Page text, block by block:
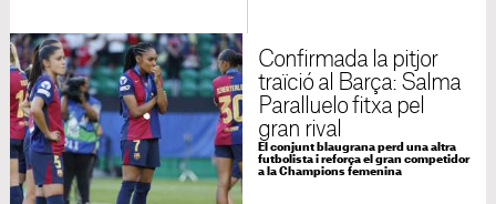
Confirmada la pitjor
traïció al Barça: Salma
Paralluelo fitxa pel
gran rival
El conjunt blaugrana perd una altra
futbolista i reforça el gran competidor
a la Champions femenina